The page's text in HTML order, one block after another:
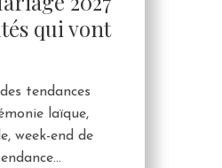
qui vont
tendances
laïque,
week-end de